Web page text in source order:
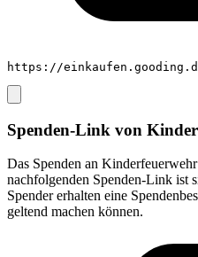
https://
Spenden-Link von
Das Spenden an
nachfolgenden Spenden-Link ist
Spender erhalten eine
geltend machen können.